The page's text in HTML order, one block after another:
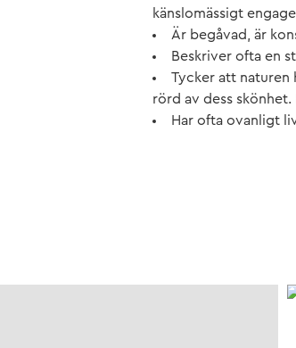
känslomässigt
Är begåvad, är
Beskriver ofta en
Tycker att naturen
rörd av dess
Har ofta ovanligt